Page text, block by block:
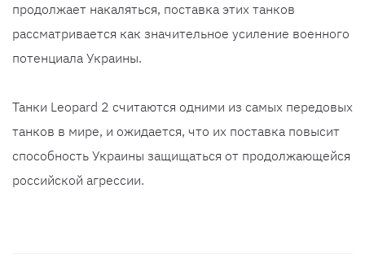
продолжает накаляться, поставка этих танков
рассматривается как значительное усиление военного
потенциала Украины.
Танки Leopard 2 считаются одними из самых передовых
танков в мире, и ожидается, что их поставка повысит
способность Украины защищаться от продолжающейся
российской агрессии.